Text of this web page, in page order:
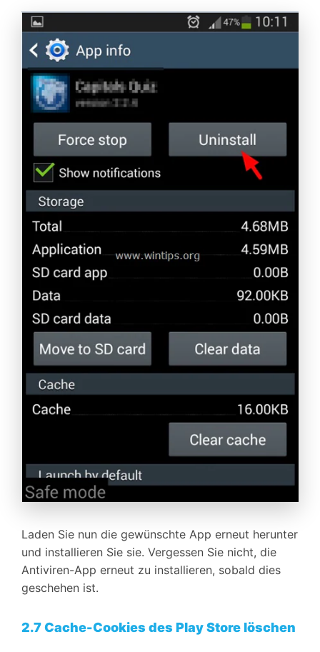
Laden Sie nun die gewünschte App erneut herunter
und installieren Sie sie. Vergessen Sie nicht, die
Antiviren-App erneut zu installieren, sobald dies
geschehen ist.
2.7 Cache-Cookies des Play Store löschen